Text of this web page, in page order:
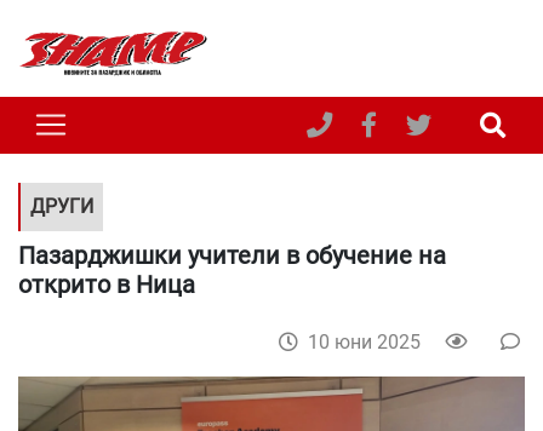
ДРУГИ
Пазарджишки учители в обучение на
открито в Ница
10 юни 2025